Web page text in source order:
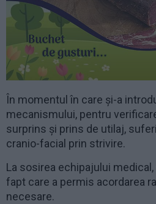
În momentul în care și-a
mecanismului, pentru
surprins și prins de utilaj,
cranio-facial prin strivire.
La sosirea echipajului
fapt care a permis acordarea
necesare.